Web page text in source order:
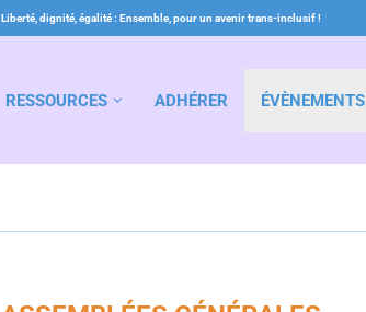
Liberté, dignité, égalité : Ensemble, pour un avenir trans-inclusif !
RESSOURCES ADHÉRER ÉVÈNEMENTS